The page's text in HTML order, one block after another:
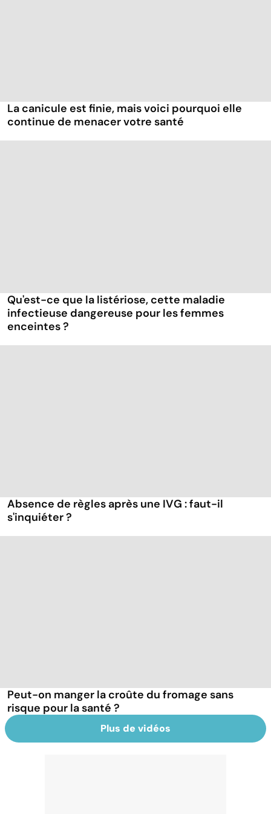
La canicule est finie, mais voici pourquoi elle
continue de menacer votre santé
Qu'est-ce que la listériose, cette maladie
infectieuse dangereuse pour les femmes
enceintes ?
Absence de règles après une IVG : faut-il
s'inquiéter ?
Peut-on manger la croûte du fromage sans
risque pour la santé ?
Plus de vidéos